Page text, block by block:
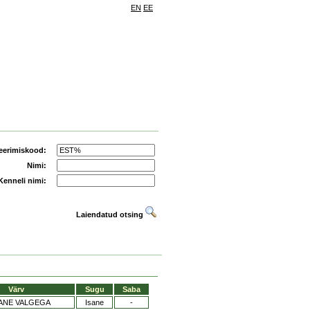
EN EE
Nimi:
nimi:
Laiendatud otsing
Värv Sugu
Saba
VALGEGA Isane -